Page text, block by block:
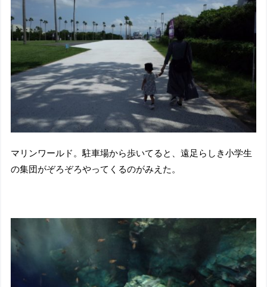
マリンワールド。駐車場から歩いてると、遠足らしき小学生
の集団がぞろぞろやってくるのがみえた。